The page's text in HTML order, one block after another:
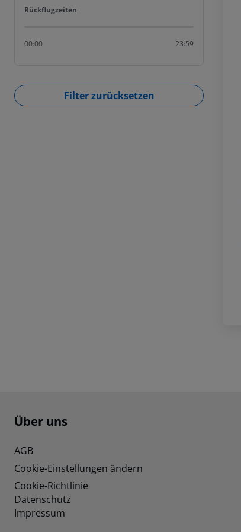
Rückflugzeiten
Rückflugzeiten
00:00 23:59
Filter zurücksetzen
Footer navigation
Über uns
AGB
Cookie-Einstellungen ändern
Cookie-Richtlinie
Datenschutz
Impressum